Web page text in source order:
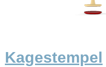
Kagestempel